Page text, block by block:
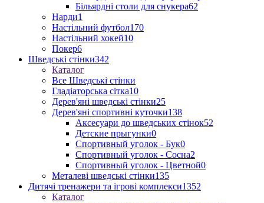
Більярдні столи для снукера62
Нарди1
Настільний футбол170
Настільний хокей10
Покер6
Шведські стінки342
Каталог
Все Шведські стінки
Гладіаторська сітка10
Дерев'яні шведські стінки25
Дерев'яні спортивні куточки138
Аксесуари до шведських стінок52
Детские прыгунки0
Спортивный уголок - Бук0
Спортивный уголок - Сосна2
Спортивный уголок - Цветной0
Металеві шведські стінки135
Дитячі тренажери та ігрові комплекси1352
Каталог